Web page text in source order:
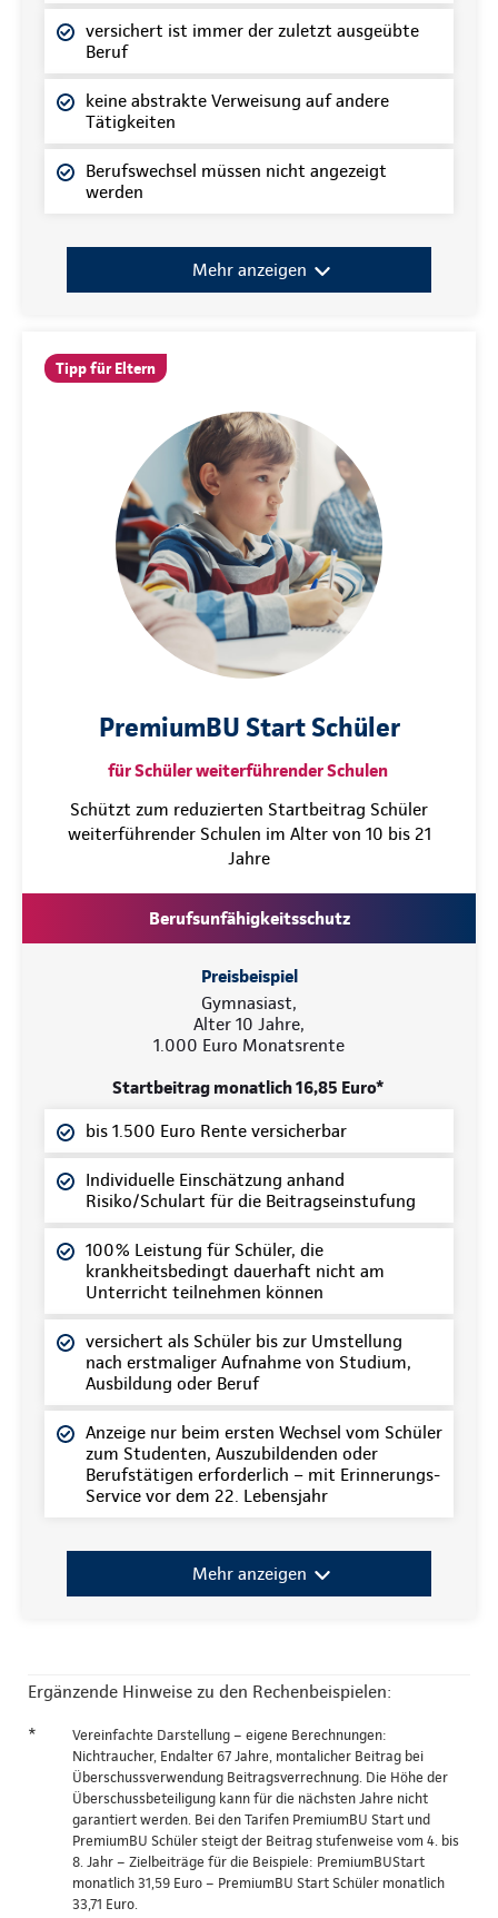
versichert ist immer der zuletzt ausgeübte
Beruf
keine abstrakte Verweisung auf andere
Tätigkeiten
Berufswechsel müssen nicht angezeigt
werden
Mehr anzeigen
Tipp für Eltern
PremiumBU Start Schüler
für Schüler weiterführender Schulen
Schützt zum reduzierten Startbeitrag Schüler
weiterführender Schulen im Alter von 10 bis 21
Jahre
Berufsunfähigkeitsschutz
Preisbeispiel
Gymnasiast,
Alter 10 Jahre,
1.000 Euro Monatsrente
Startbeitrag monatlich 16,85 Euro*
bis 1.500 Euro Rente versicherbar
Individuelle Einschätzung anhand
Risiko/Schulart für die Beitragseinstufung
100% Leistung für Schüler, die
krankheitsbedingt dauerhaft nicht am
Unterricht teilnehmen können
versichert als Schüler bis zur Umstellung
nach erstmaliger Aufnahme von Studium,
Ausbildung oder Beruf
Anzeige nur beim ersten Wechsel vom Schüler
zum Studenten, Auszubildenden oder
Berufstätigen erforderlich – mit Erinnerungs-
Service vor dem 22. Lebensjahr
Mehr anzeigen
Ergänzende Hinweise zu den Rechenbeispielen:
*
Vereinfachte Darstellung – eigene Berechnungen:
Nichtraucher, Endalter 67 Jahre, montalicher Beitrag bei
Überschussverwendung Beitragsverrechnung. Die Höhe der
Überschussbeteiligung kann für die nächsten Jahre nicht
garantiert werden. Bei den Tarifen PremiumBU Start und
PremiumBU Schüler steigt der Beitrag stufenweise vom 4. bis
8. Jahr – Zielbeiträge für die Beispiele: PremiumBUStart
monatlich 31,59 Euro – PremiumBU Start Schüler monatlich
33,71 Euro.